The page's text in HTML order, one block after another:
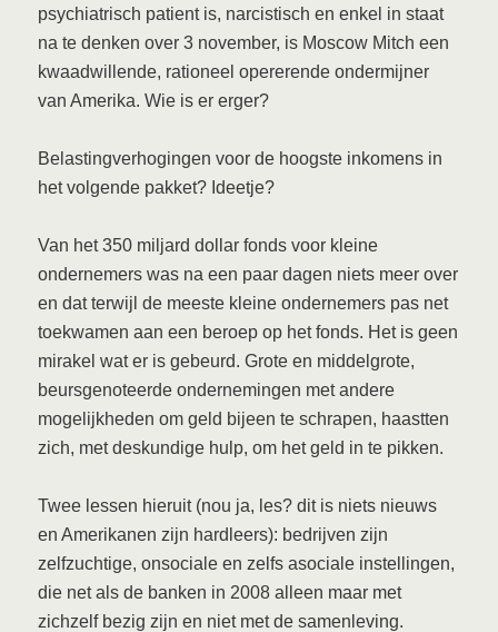
psychiatrisch patient is, narcistisch en enkel in staat
na te denken over 3 november, is Moscow Mitch een
kwaadwillende, rationeel opererende ondermijner
van Amerika. Wie is er erger?
Belastingverhogingen voor de hoogste inkomens in
het volgende pakket? Ideetje?
Van het 350 miljard dollar fonds voor kleine
ondernemers was na een paar dagen niets meer over
en dat terwijl de meeste kleine ondernemers pas net
toekwamen aan een beroep op het fonds. Het is geen
mirakel wat er is gebeurd. Grote en middelgrote,
beursgenoteerde ondernemingen met andere
mogelijkheden om geld bijeen te schrapen, haastten
zich, met deskundige hulp, om het geld in te pikken.
Twee lessen hieruit (nou ja, les? dit is niets nieuws
en Amerikanen zijn hardleers): bedrijven zijn
zelfzuchtige, onsociale en zelfs asociale instellingen,
die net als de banken in 2008 alleen maar met
zichzelf bezig zijn en niet met de samenleving.